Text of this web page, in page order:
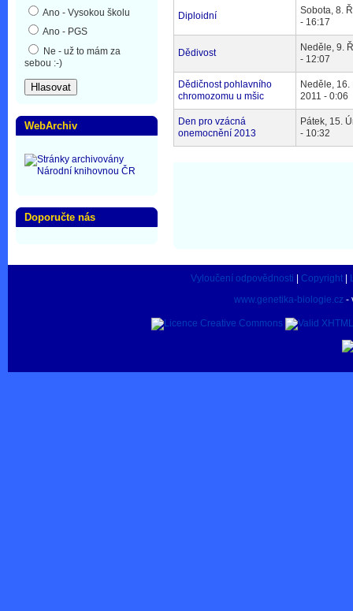
Diploidní
Sobota, 8.
- 16:17
Dědivost
Neděle, 9.
- 12:07
Dědičnost pohlavního
chromozomu u mšic
Neděle, 16.
2011 - 0:06
Den pro vzácná
onemocnění 2013
Pátek, 15.
- 10:32
Ano - Vysokou školu
Ano - PGS
Ne - už to mám za
sebou :-)
WebArchiv
Doporučte nás
Vyloučení odpovědnosti Copyright
www.genetika-biologie.cz -